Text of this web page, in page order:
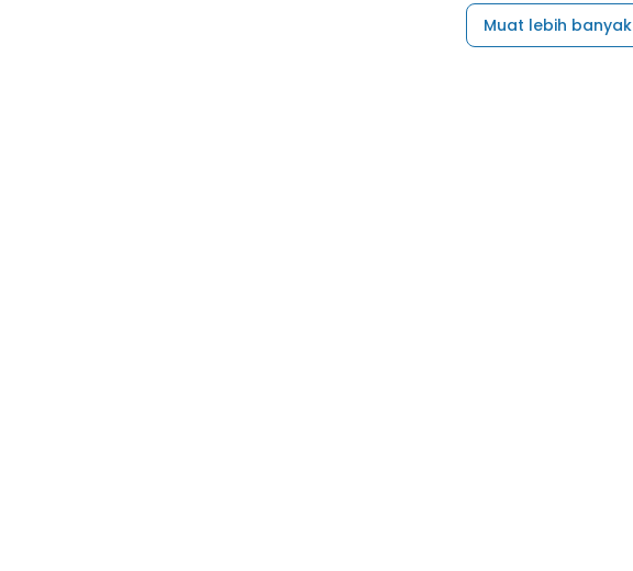
Muat lebih banyak